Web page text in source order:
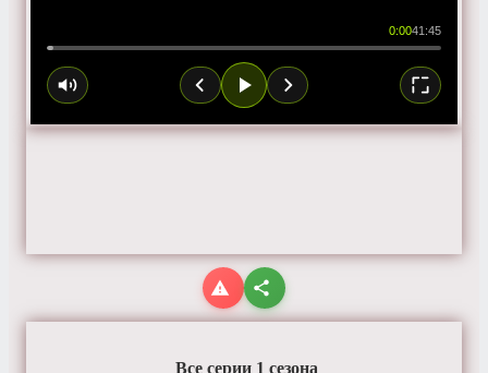
0:0041:45
Все серии 1 сезона